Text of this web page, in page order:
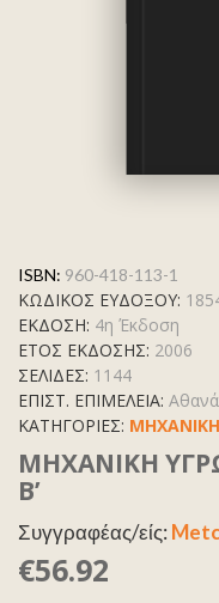
ISBN: 960-418-113-1
ΚΩΔΙΚΟΣ ΕΥΔΟΞΟΥ:
ΕΚΔΟΣΗ: 4η Έκδοση
ΕΤΟΣ ΕΚΔΟΣΗΣ: 2006
ΣΕΛΙΔΕΣ: 1144
ΕΠΙΣΤ. ΕΠΙΜΕΛΕΙΑ:
ΚΑΤΗΓΟΡΊΕΣ:
ΜΗΧΑΝΙΚΗ
Β’
Συγγραφέας/είς:
€56.92